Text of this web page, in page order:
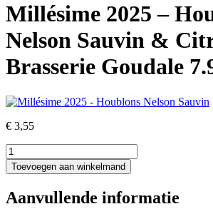
Millésime 2025 –
Nelson Sauvin &
Brasserie Goudale
€ 3,55
Millésime
2025
-
Nelson
Toevoegen aan winkelmand
Aanvullende informatie